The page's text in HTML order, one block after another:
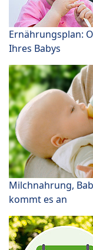
Ernährungsplan:
Ihres Babys
Milchnahrung,
kommt es an